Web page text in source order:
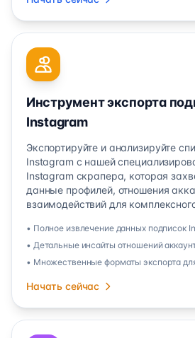
Инструмент экспорта
Instagram
Экспортируйте и анализируйте
Instagram с нашей
Instagram скрапера, которая
данные профилей, отношения
взаимодействий для
• Полное извлечение данных подписок
• Детальные инсайты отношений
• Множественные форматы экспорта
Начать сейчас